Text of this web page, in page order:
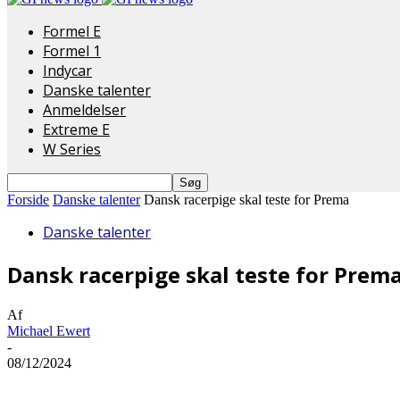
Formel E
Formel 1
Indycar
Danske talenter
Anmeldelser
Extreme E
W Series
Forside Danske talenter Dansk racerpige skal teste for Prema
Danske talenter
Dansk racerpige skal teste for
Af
Michael Ewert
-
08/12/2024